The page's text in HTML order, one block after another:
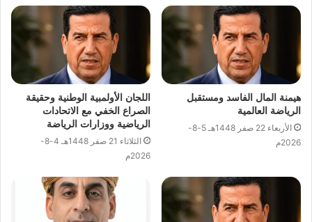
هيمنة المال الفاسد ومستقبل
الرياضة العالمية
الأربعاء 22 صفر 1448هـ 5-8-
2026م
اللجان الأولمبية الوطنية وحقيقة
الصراع الخفي مع الاتحادات
الرياضية ووزارات الرياضة
الثلاثاء 21 صفر 1448هـ 4-8-
2026م